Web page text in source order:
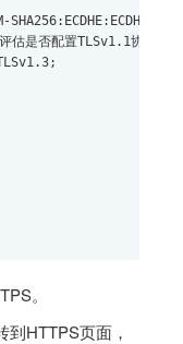
估是否配置TLSv1.1协议。
。
HTTPS页面，